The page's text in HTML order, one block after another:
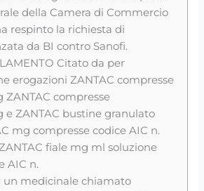
della Camera di Commercio
respinto la richiesta di
da BI contro Sanofi.
Citato da per
erogazioni ZANTAC compresse
ZANTAC compresse
e ZANTAC bustine granulato
mg compresse codice AIC n.
fiale mg ml soluzione
AIC n.
un medicinale chiamato